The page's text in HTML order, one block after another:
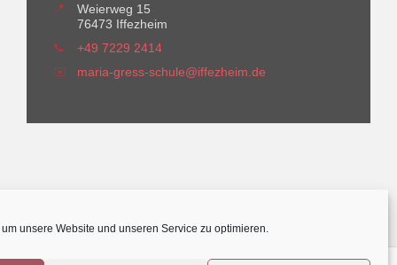
unsere Website und unseren Service zu optimieren.
📍
Weierweg 15
76473 Iffezheim
📞
+49 7229 2414
✉️
maria-gress-schule@iffezheim.de